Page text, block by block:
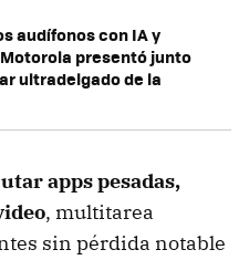
audífonos con IA y
presentó junto
ultradelgado de la
apps pesadas,
, multitarea
sin pérdida notable